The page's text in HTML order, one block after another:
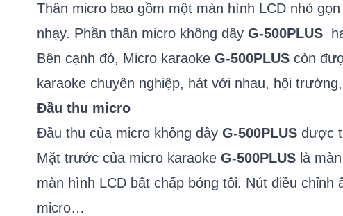
Thân micro bao gồm một màn hình LCD nhỏ
nhạy. Phần thân micro không dây G-500PLUS
Bên cạnh đó, Micro karaoke G-500PLUS còn
karaoke chuyên nghiệp, hát với nhau, hội
Đầu thu micro
Đầu thu của micro không dây G-500PLUS được
Mặt trước của micro karaoke G-500PLUS là
màn hình LCD bất chấp bóng tối. Nút điều
micro…